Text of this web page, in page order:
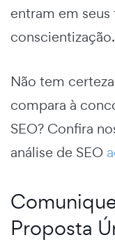
entram em
conscientização.
Não tem
compara à
SEO? Confira
análise de SEO
Proposta